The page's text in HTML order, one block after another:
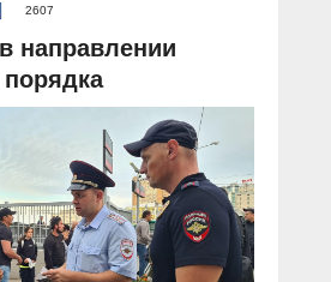
2607
направлении